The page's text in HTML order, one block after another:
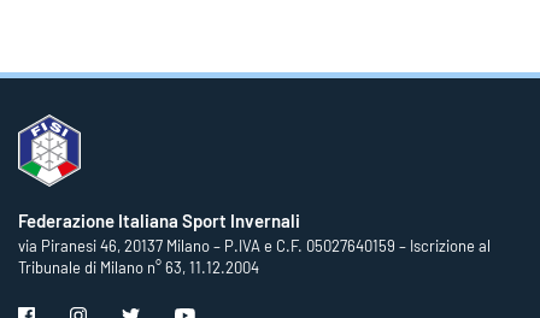
Federazione Italiana Sport Invernali
via Piranesi 46, 20137 Milano – P.IVA e C.F. 05027640159 – Iscrizione al
Tribunale di Milano n° 63, 11.12.2004